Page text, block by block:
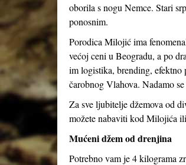
oborila s nogu Nemce. Stari
ponosnim.
Porodica Milojić ima
većoj ceni u Beogradu, a po
im logistika, brending, efektno
čarobnog Vlahova. Nadamo
Za sve ljubitelje džemova od
možete nabaviti kod Milojića
Mućeni džem od drenjina
Potrebno vam je 4 kilograma